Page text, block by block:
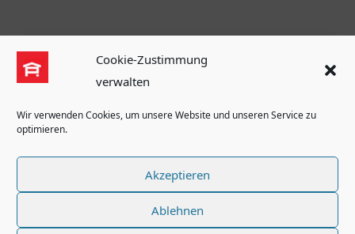
Cookie-Zustimmung
verwalten
Wir verwenden Cookies, um unsere Website und unseren Service zu
optimieren.
Akzeptieren
Ablehnen